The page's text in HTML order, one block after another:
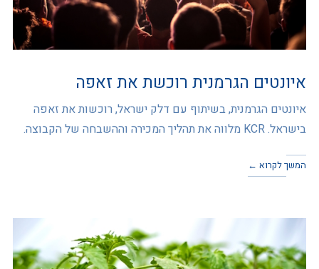
איונטים הגרמנית רוכשת את זאפה
איונטים הגרמנית, בשיתוף עם דלק ישראל, רוכשות את זאפה
בישראל. KCR מלווה את תהליך המכירה וההשבחה של הקבוצה.
המשך לקרוא ←